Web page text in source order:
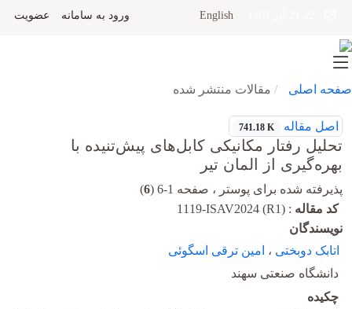
English ورود به سامانه عضویت
صفحه اصلی مقالات منتشر شده
اصل مقاله 741.18 K
تحلیل رفتار مکانیکی کابل‌های پیش‌تنیده با
بهره‌گیری از المان تیر
پذیرفته شده برای پوستر ، صفحه 1-6 ( 6
)
کد مقاله :
1119-ISAV2024 (R1)
نویسندگان
اتابک دوبختی ، امین ترقی اسگوئی
دانشگاه صنعتی سهند
چکیده